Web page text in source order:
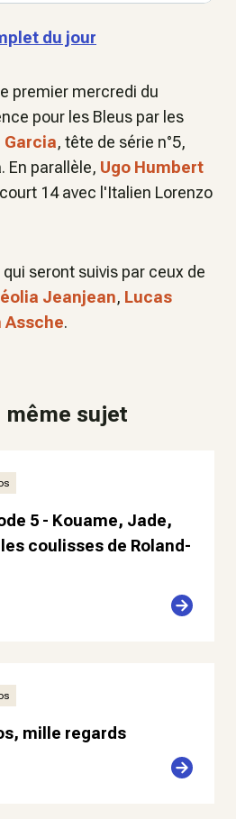
du jour
premier mercredi du
pour les Bleus par les
Garcia, tête de série n°5,
En parallèle, Ugo Humbert
14 avec l'Italien Lorenzo
seront suivis par ceux de
Jeanjean, Lucas
Assche.
même sujet
5 - Kouame, Jade,
coulisses de Roland-
mille regards